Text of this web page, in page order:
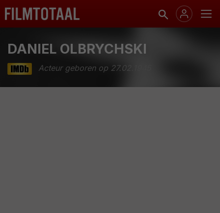
DANIEL OLBRYCHSKI
Acteur geboren op 27.02.1945